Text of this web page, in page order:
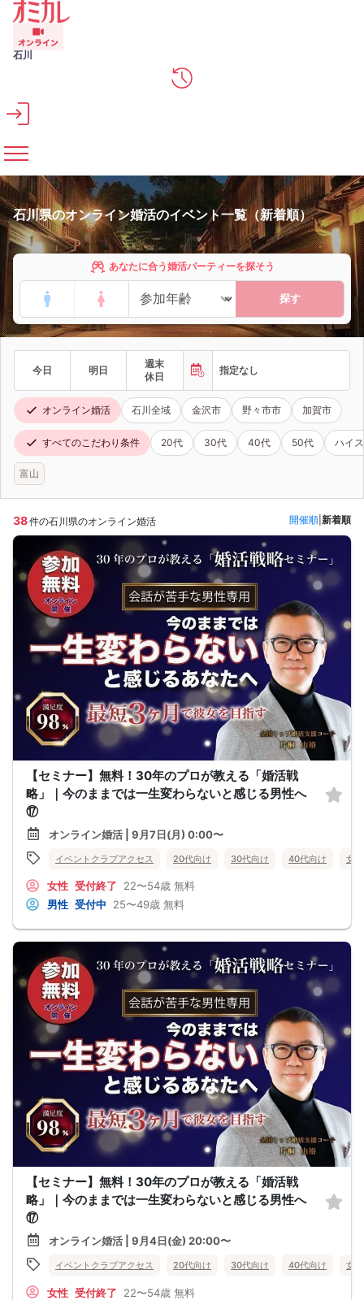
メインコンテンツへスキップ
石川
石川県のオンライン婚活のイベント一覧（新着順）
あなたに合う婚活パーティーを探そう
探す
今日 明日
週末
休日
指定なし
オンライン婚活 石川全域 金沢市 野々市市 加賀市
すべてのこだわり条件 20代 30代 40代 50代 ハイ
富山
38件の石川県のオンライン婚活 開催順 新着順
【セミナー】無料！30年のプロが教える「婚活戦
略」｜今のままでは一生変わらないと感じる男性へ
⑰
オンライン婚活 | 9月7日(月) 0:00〜
イベントクラブアクセス 20代向け 30代向け 40代向け 女
女性 受付終了 22〜54歳 無料
男性 受付中 25〜49歳 無料
【セミナー】無料！30年のプロが教える「婚活戦
略」｜今のままでは一生変わらないと感じる男性へ
⑰
オンライン婚活 | 9月4日(金) 20:00〜
イベントクラブアクセス 20代向け 30代向け 40代向け 女
女性 受付終了 22〜54歳 無料